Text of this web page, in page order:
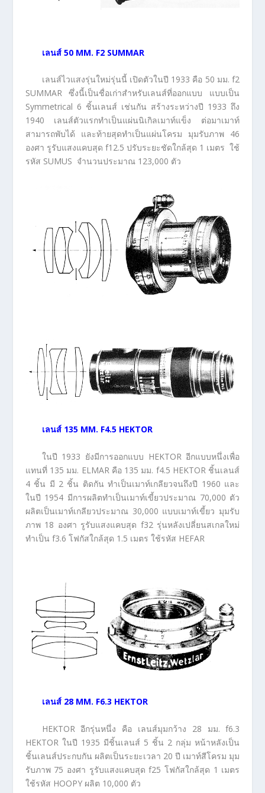
เลนส์ 50 MM. F2 SUMMAR
เลนส์ไวแสงรุ่นใหม่รุ่นนี้ เปิดตัวในปี 1933 คือ 50 มม. f2
SUMMAR ซึ่งนี้เป็นชื่อเก่าสำหรับเลนส์ที่ออกแบบ แบบเป็น
Symmetrical 6 ชิ้นเลนส์ เช่นกัน สร้างระหว่างปี 1933 ถึง
1940 เลนส์ตัวแรกทำเป็นแผ่นนิเกิลเมาท์แข็ง ต่อมาเมาท์
สามารถพับได้ และท้ายสุดทำเป็นแผ่นโครม มุมรับภาพ 46
องศา รูรับแสงแคบสุด f12.5 ปรับระยะชัดใกล้สุด 1 เมตร ใช้
รหัส SUMUS จำนวนประมาณ 123,000 ตัว
เลนส์ 135 MM. F4.5 HEKTOR
ในปี 1933 ยังมีการออกแบบ HEKTOR อีกแบบหนึ่งเพื่อ
แทนที่ 135 มม. ELMAR คือ 135 มม. f4.5 HEKTOR ชิ้นเลนส์
4 ชิ้น มี 2 ชิ้น ติดกัน ทำเป็นเมาท์เกลียวจนถึงปี 1960 และ
ในปี 1954 มีการผลิตทำเป็นเมาท์เขี้ยวประมาณ 70,000 ตัว
ผลิตเป็นเมาท์เกลียวประมาณ 30,000 แบบเมาท์เขี้ยว มุมรับ
ภาพ 18 องศา รูรับแสงแคบสุด f32 รุ่นหลังเปลี่ยนสเกลใหม่
ทำเป็น f3.6 โฟกัสใกล้สุด 1.5 เมตร ใช้รหัส HEFAR
เลนส์ 28 MM. F6.3 HEKTOR
HEKTOR อีกรุ่นหนึ่ง คือ เลนส์มุมกว้าง 28 มม. f6.3
HEKTOR ในปี 1935 มีชิ้นเลนส์ 5 ชิ้น 2 กลุ่ม หน้าหลังเป็น
ชิ้นเลนส์ประกบกัน ผลิตเป็นระยะเวลา 20 ปี เมาท์สีโครม มุม
รับภาพ 75 องศา รูรับแสงแคบสุด f25 โฟกัสใกล้สุด 1 เมตร
ใช้รหัส HOOPY ผลิต 10,000 ตัว